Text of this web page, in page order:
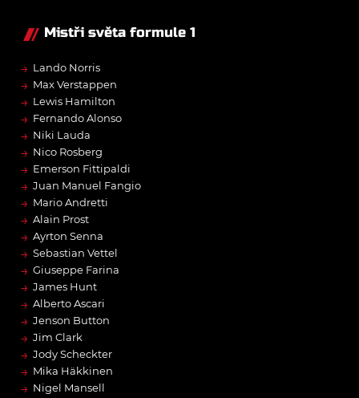
Mistři světa formule 1
→ Lando Norris
→ Max Verstappen
→ Lewis Hamilton
→ Fernando Alonso
→ Niki Lauda
→ Nico Rosberg
→ Emerson Fittipaldi
→ Juan Manuel Fangio
→ Mario Andretti
→ Alain Prost
→ Ayrton Senna
→ Sebastian Vettel
→ Giuseppe Farina
→ James Hunt
→ Alberto Ascari
→ Jenson Button
→ Jim Clark
→ Jody Scheckter
→ Mika Häkkinen
→ Nigel Mansell